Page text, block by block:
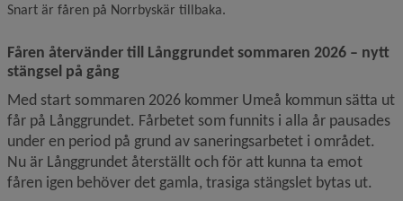
Snart är fåren på Norrbyskär tillbaka.
Fåren återvänder till Långgrundet sommaren 2026 – nytt
stängsel på gång
Med start sommaren 2026 kommer Umeå kommun sätta ut
får på Långgrundet. Fårbetet som funnits i alla år pausades
under en period på grund av saneringsarbetet i området.
Nu är Långgrundet återställt och för att kunna ta emot
fåren igen behöver det gamla, trasiga stängslet bytas ut.